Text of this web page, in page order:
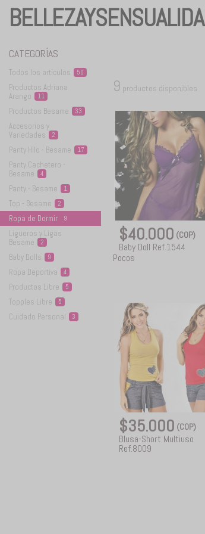
CATEGORÍAS
Todos los artículos 50
Productos Adriana
Arango
11
Productos Besame 33
Accesorios y
Variedades
2
Panty Hilo - Besame 17
Panty Cachetero -
Besame
4
Panty - Besame 1
Top - Besame 2
Ropa de Dormir 9
Ligueros y Ligas
Besame
2
Baby Dolls 9
Ropa Deportiva 4
Productos Libre 5
Topples Libre 5
Cuidado Personal 3
9 productos disponibles
$40.000(COP)
Baby Doll Ref.1544
Pocos
$35.000(COP)
Blusa-Short Multiuso
Ref.8009